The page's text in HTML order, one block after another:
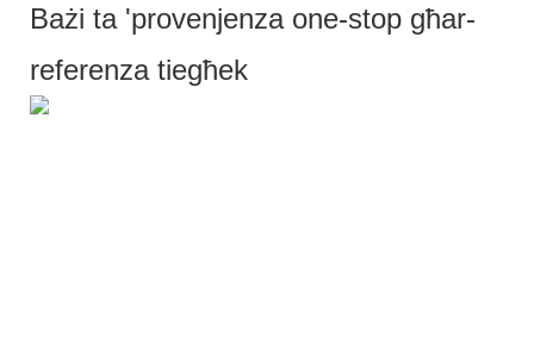
Bażi ta 'provenjenza one-stop għar-
referenza tiegħek